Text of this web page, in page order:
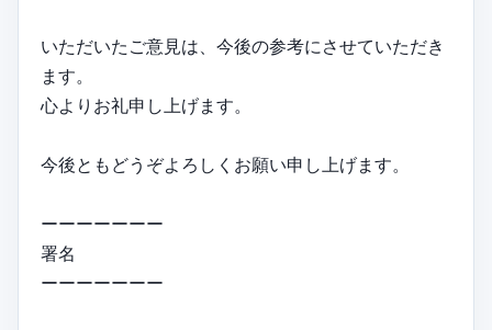
いただいたご意見は、今後の参考にさせていただき
ます。
心よりお礼申し上げます。
今後ともどうぞよろしくお願い申し上げます。
ーーーーーーー
署名
ーーーーーーー